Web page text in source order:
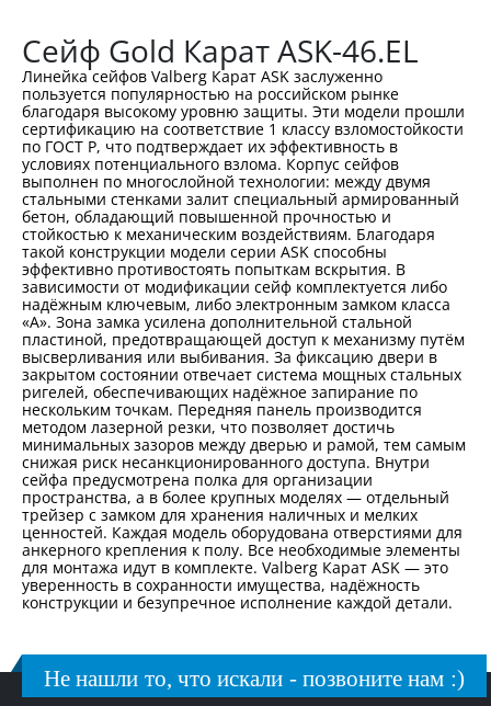
Сейф Gold Карат ASK-46.EL
Линейка сейфов Valberg Карат ASK заслуженно
пользуется популярностью на российском рынке
благодаря высокому уровню защиты. Эти модели прошли
сертификацию на соответствие 1 классу взломостойкости
по ГОСТ Р, что подтверждает их эффективность в
условиях потенциального взлома. Корпус сейфов
выполнен по многослойной технологии: между двумя
стальными стенками залит специальный армированный
бетон, обладающий повышенной прочностью и
стойкостью к механическим воздействиям. Благодаря
такой конструкции модели серии ASK способны
эффективно противостоять попыткам вскрытия. В
зависимости от модификации сейф комплектуется либо
надёжным ключевым, либо электронным замком класса
«А». Зона замка усилена дополнительной стальной
пластиной, предотвращающей доступ к механизму путём
высверливания или выбивания. За фиксацию двери в
закрытом состоянии отвечает система мощных стальных
ригелей, обеспечивающих надёжное запирание по
нескольким точкам. Передняя панель производится
методом лазерной резки, что позволяет достичь
минимальных зазоров между дверью и рамой, тем самым
снижая риск несанкционированного доступа. Внутри
сейфа предусмотрена полка для организации
пространства, а в более крупных моделях — отдельный
трейзер с замком для хранения наличных и мелких
ценностей. Каждая модель оборудована отверстиями для
анкерного крепления к полу. Все необходимые элементы
для монтажа идут в комплекте. Valberg Карат ASK — это
уверенность в сохранности имущества, надёжность
конструкции и безупречное исполнение каждой детали.
Не нашли то, что искали - позвоните нам :)